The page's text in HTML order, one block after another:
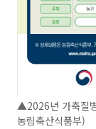
▲2026년 가축질
농림축산식품부)